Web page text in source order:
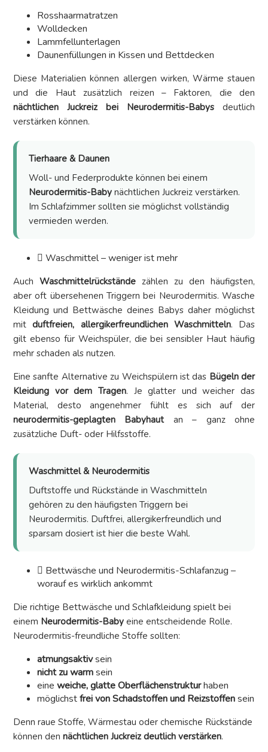
Rosshaarmatratzen
Wolldecken
Lammfellunterlagen
Daunenfüllungen in Kissen und Bettdecken
Diese Materialien können allergen wirken, Wärme stauen
und die Haut zusätzlich reizen – Faktoren, die den
nächtlichen Juckreiz bei Neurodermitis-Babys deutlich
verstärken können.
Tierhaare & Daunen
Woll- und Federprodukte können bei einem
Neurodermitis-Baby nächtlichen Juckreiz verstärken.
Im Schlafzimmer sollten sie möglichst vollständig
vermieden werden.
Waschmittel – weniger ist mehr
Auch Waschmittelrückstände zählen zu den häufigsten,
aber oft übersehenen Triggern bei Neurodermitis. Wasche
Kleidung und Bettwäsche deines Babys daher möglichst
mitduftfreien, allergikerfreundlichen Waschmitteln. Das
gilt ebenso für Weichspüler, die bei sensibler Haut häufig
mehr schaden als nutzen.
Eine sanfte Alternative zu Weichspülern ist das Bügeln der
Kleidung vor dem Tragen. Je glatter und weicher das
Material, desto angenehmer fühlt es sich auf der
neurodermitis-geplagten Babyhautan – ganz ohne
zusätzliche Duft- oder Hilfsstoffe.
Waschmittel & Neurodermitis
Duftstoffe und Rückstände in Waschmitteln
gehören zu den häufigsten Triggern bei
Neurodermitis. Duftfrei, allergikerfreundlich und
sparsam dosiert ist hier die beste Wahl.
Bettwäsche und Neurodermitis-Schlafanzug –
worauf es wirklich ankommt
Die richtige Bettwäsche und Schlafkleidung spielt bei
einem Neurodermitis-Baby eine entscheidende Rolle.
Neurodermitis-freundliche Stoffe sollten:
atmungsaktivsein
nicht zu warmsein
eine weiche, glatte Oberflächenstrukturhaben
möglichstfrei von Schadstoffen und Reizstoffensein
Denn raue Stoffe, Wärmestau oder chemische Rückstände
können den nächtlichen Juckreiz deutlich verstärken.